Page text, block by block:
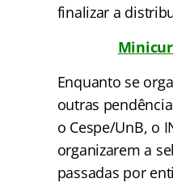
finalizar a
Enquanto se
outras
o Cespe/UnB, o
organizarem a
passadas por